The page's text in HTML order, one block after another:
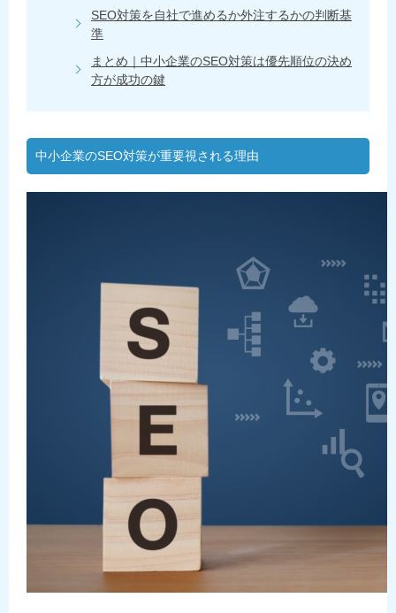
SEO対策を自社で進めるか外注するかの判断基
準
まとめ｜中小企業のSEO対策は優先順位の決め
方が成功の鍵
中小企業のSEO対策が重要視される理由